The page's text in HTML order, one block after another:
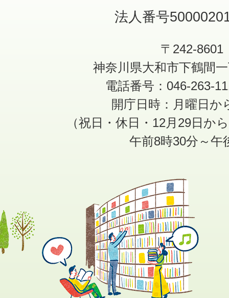
法人番号
〒242-8601
神奈川県大和市下鶴間
電話番号：046-263-
開庁日時：月曜日か
（祝日・休日・12月29日か
午前8時30分～午